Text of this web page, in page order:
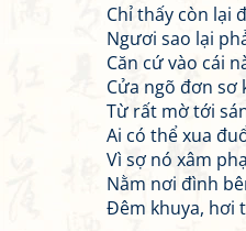
Chỉ thấy còn lại
Ngươi sao lại
Căn cứ vào cái
Cửa ngõ đơn
Từ rất mờ tới
Ai có thể xua
Vì sợ nó xâm
Nằm nơi đình
Đêm khuya, hơi